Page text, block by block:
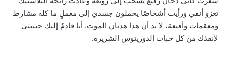
تغزو أنفي ورأيت أشخاصًا يحملون جسدي إلى معملٍ ما كله مشارط
ومعقمات وأقنعة، لا بد أن هذا هذيان الموت. أنا قادمٌ إليك حبيبتي
لأنقذك من كل حبات الدوريتوس الشريرة.